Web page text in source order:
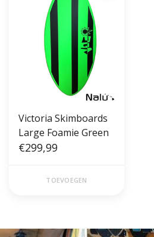
Victoria Skimboards
Large Foamie Green
€299,99
TOEVOEGEN